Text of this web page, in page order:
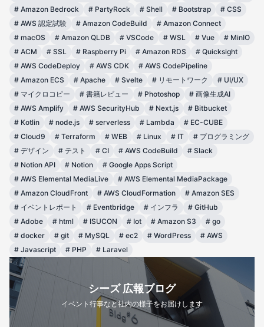
# Amazon Bedrock # PartyRock # Shell # Bootstrap # CSS
# AWS 認定試験 # Amazon CodeBuild # Amazon Connect
# macOS # Amazon QLDB # VSCode # WSL # Vue # MinIO
# ACM # SSL # Raspberry Pi # Amazon RDS # Quicksight
# AWS CodeDeploy # AWS CDK # AWS CodePipeline
# Amazon ECS # Apache # Svelte # リモートワーク # UI/UX
# マイクロコピー # 書籍レビュー # Photoshop # 画像生成AI
# AWS Amplify # AWS SecurityHub # Next.js # Bitbucket
# Kotlin # node.js # serverless # Lambda # EC-CUBE
# Cloud9 # Terraform # WEB # Linux # IT # プログラミング
# デザイン # テスト # CI # AWS CodeBuild # Slack
# Notion API # Notion # Google Apps Script
# AWS Elemental MediaLive # AWS Elemental MediaPackage
# Amazon CloudFront # AWS CloudFormation # Amazon SES
# イベントレポート # Eventbridge # インフラ # GitHub
# Adobe # html # ISUCON # Iot # Amazon S3 # go
# docker # git # MySQL # ec2 # WordPress # AWS
# Javascript # PHP # Laravel
シーズ 広報ブログ
イベント行事など社内の様子をお届けします